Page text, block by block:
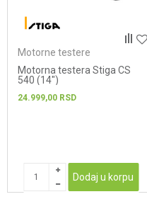
Motorne testere
Motorna testera Stiga CS
540 (14")
24.999,00 RSD
Dodaj u korpu